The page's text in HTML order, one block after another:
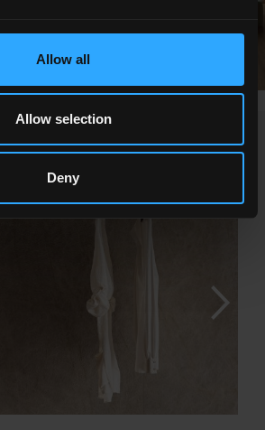
Allow all
Allow selection
Deny